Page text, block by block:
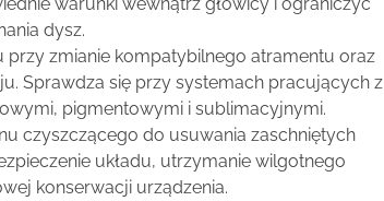
dysz.
przy zmianie kompatybilnego atramentu oraz
Sprawdza się przy systemach pracujących z
pigmentowymi i sublimacyjnymi.
czyszczącego do usuwania zaschniętych
układu, utrzymanie wilgotnego
konserwacji urządzenia.